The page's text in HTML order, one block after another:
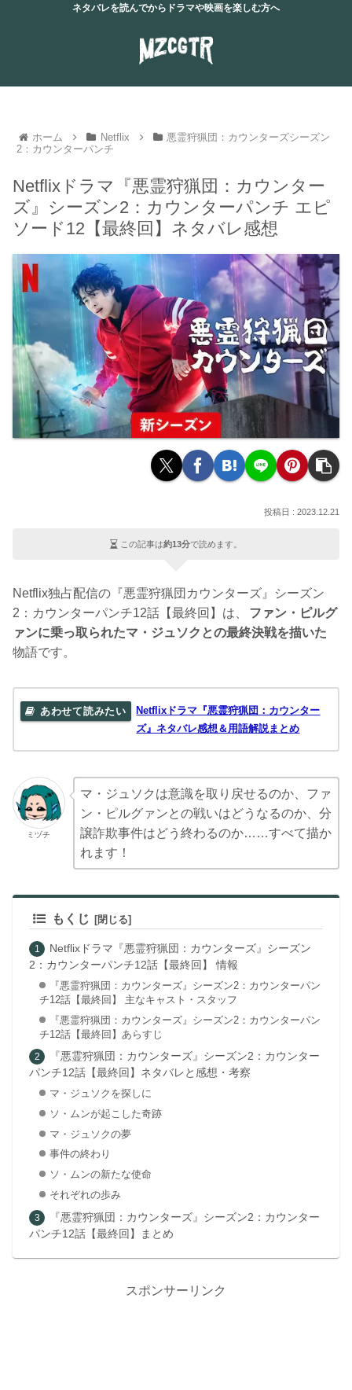
ネタバレを読んでからドラマや映画を楽しむ方へ
ホーム Netflix
悪霊狩猟団：カウンターズシーズン
2：カウンターパンチ
Netflixドラマ『悪霊狩猟団：カウンター
ズ』シーズン2：カウンターパンチ エピ
ソード12【最終回】ネタバレ感想
2023.12.21
この記事は約13分で読めます。
Netflix独占配信の『悪霊狩猟団カウンターズ』シーズン
2：カウンターパンチ12話【最終回】は、
ファン・ピルグ
ァンに乗っ取られたマ・ジュソクとの最終決戦を描いた
物語です。
Netflixドラマ『悪霊狩猟団：カウンター
ズ』ネタバレ感想＆用語解説まとめ
ミヅチ
マ・ジュソクは意識を取り戻せるのか、ファ
ン・ピルグァンとの戦いはどうなるのか、分
譲詐欺事件はどう終わるのか……すべて描か
れます！
もくじ
Netflixドラマ『悪霊狩猟団：カウンターズ』シーズン
2：カウンターパンチ12話【最終回】 情報
『悪霊狩猟団：カウンターズ』シーズン2：カウンターパン
チ12話【最終回】 主なキャスト・スタッフ
『悪霊狩猟団：カウンターズ』シーズン2：カウンターパン
チ12話【最終回】あらすじ
『悪霊狩猟団：カウンターズ』シーズン2：カウンター
パンチ12話【最終回】ネタバレと感想・考察
マ・ジュソクを探しに
ソ・ムンが起こした奇跡
マ・ジュソクの夢
事件の終わり
ソ・ムンの新たな使命
それぞれの歩み
『悪霊狩猟団：カウンターズ』シーズン2：カウンター
パンチ12話【最終回】まとめ
スポンサーリンク